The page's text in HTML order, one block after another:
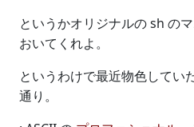
というかオリジナルの sh の
おいてくれよ。
というわけで最近物色してい
通り。